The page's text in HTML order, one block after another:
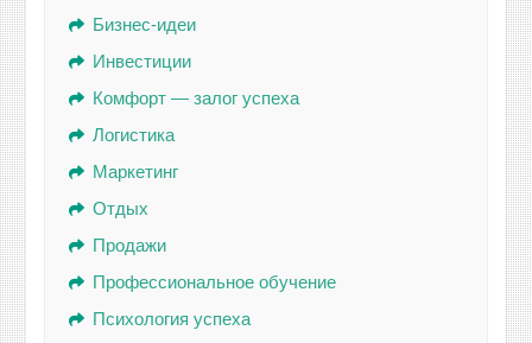
Бизнес-идеи
Инвестиции
Комфорт — залог успеха
Логистика
Маркетинг
Отдых
Продажи
Профессиональное обучение
Психология успеха